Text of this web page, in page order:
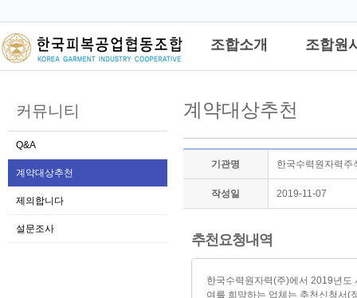
조합소개 조합원
커뮤니티
Q&A
계약대상추천
제의합니다
설문조사
계약대상추천
기관명 한국수력원자력주
작성일 2019-11-07
추천요청내역
한국수력원자력(주)에서 2019년도
여를 희망하는 업체는 추천신청서(